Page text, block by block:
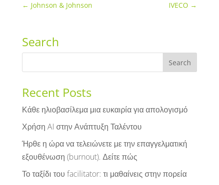
← Johnson & Johnson IVECO →
Search
Recent Posts
Κάθε ηλιοβασίλεμα μια ευκαιρία για απολογισμό
Χρήση AI στην Ανάπτυξη Ταλέντου
Ήρθε η ώρα να τελειώνετε με την επαγγελματική
εξουθένωση (burnout). Δείτε πώς
Το ταξίδι του facilitator: τι μαθαίνεις στην πορεία